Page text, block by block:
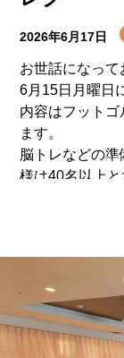
2026年6月17日
お世話になって
6月15日月曜日
内容はフットゴ
ます。
脳トレなどの
様は40名以上と
目が不自由な
が自立支援に繋
今回はそのご
す。
イリーゼ川口